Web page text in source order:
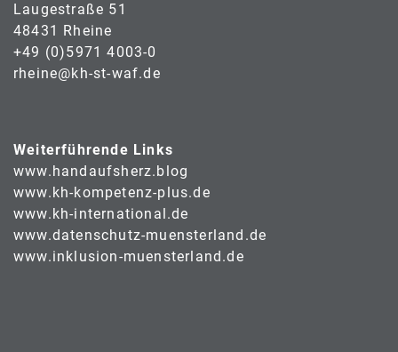
Laugestraße 51
48431 Rheine
+49 (0)5971 4003-0
rheine@kh-st-waf.de
Weiterführende Links
www.handaufsherz.blog
www.kh-kompetenz-plus.de
www.kh-international.de
www.datenschutz-muensterland.de
www.inklusion-muensterland.de